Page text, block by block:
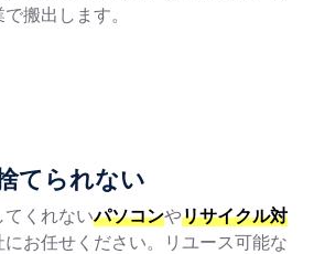
搬出します。
てられない
てくれないパソコンやリサイクル対
お任せください。リユース可能な